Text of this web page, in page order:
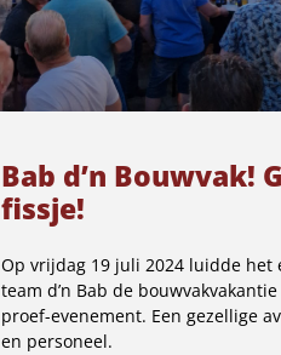
Bab d’n Bouwvak!
fissje!
Op vrijdag 19 juli 2024 luidde het
team d’n Bab de
proef-evenement. Een gezellige
en personeel.